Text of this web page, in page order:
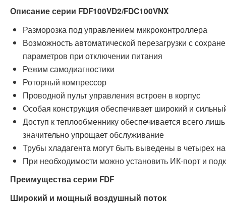
Описание серии FDF100VD2/FDC100VNX
Разморозка под управлением микроконтроллера
Возможность автоматической перезагрузки с
параметров при отключении питания
Режим самодиагностики
Роторный компрессор
Проводной пульт управления встроен в корпус
Особая конструкция обеспечивает широкий и
Доступ к теплообменнику обеспечивается всего
значительно упрощает обслуживание
Трубы хладагента могут быть выведены в четырех
При необходимости можно установить ИК-порт и
Преимущества серии FDF
Широкий и мощный воздушный поток